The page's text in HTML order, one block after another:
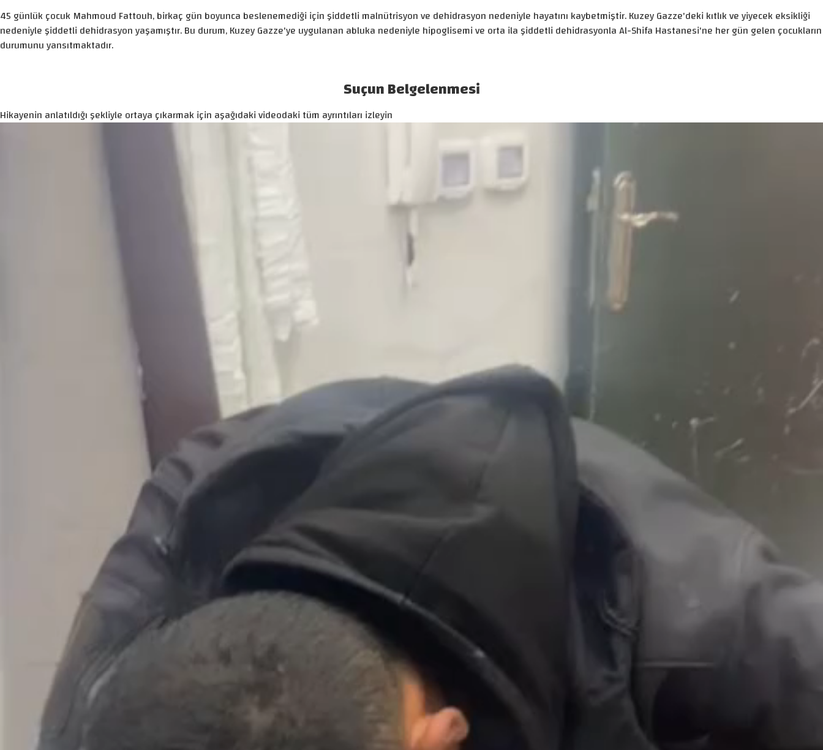
45 günlük çocuk Mahmoud Fattouh, birkaç gün boyunca beslenemediği için şiddetli malnütrisyon ve dehidrasyon nedeniyle hayatını kaybetmiştir. Kuzey Gazze'deki kıtlık ve yiyecek eksikliği
nedeniyle şiddetli dehidrasyon yaşamıştır. Bu durum, Kuzey Gazze'ye uygulanan abluka nedeniyle hipoglisemi ve orta ila şiddetli dehidrasyonla Al-Shifa Hastanesi'ne her gün gelen çocukların
durumunu yansıtmaktadır.
Suçun Belgelenmesi
Hikayenin anlatıldığı şekliyle ortaya çıkarmak için aşağıdaki videodaki tüm ayrıntıları izleyin